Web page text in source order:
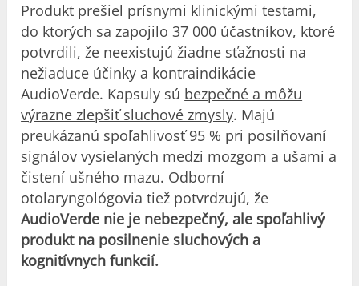
Produkt prešiel prísnymi klinickými testami,
do ktorých sa zapojilo 37 000 účastníkov, ktoré
potvrdili, že neexistujú žiadne sťažnosti na
nežiaduce účinky a kontraindikácie
AudioVerde. Kapsuly sú bezpečné a môžu
výrazne zlepšiť sluchové zmysly. Majú
preukázanú spoľahlivosť 95 % pri posilňovaní
signálov vysielaných medzi mozgom a ušami a
čistení ušného mazu. Odborní
otolaryngológovia tiež potvrdzujú, že
AudioVerde nie je nebezpečný, ale spoľahlivý
produkt na posilnenie sluchových a
kognitívnych funkcií.